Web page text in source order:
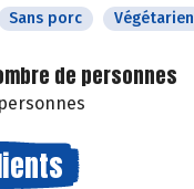
Sans porc Végétarien
de personnes